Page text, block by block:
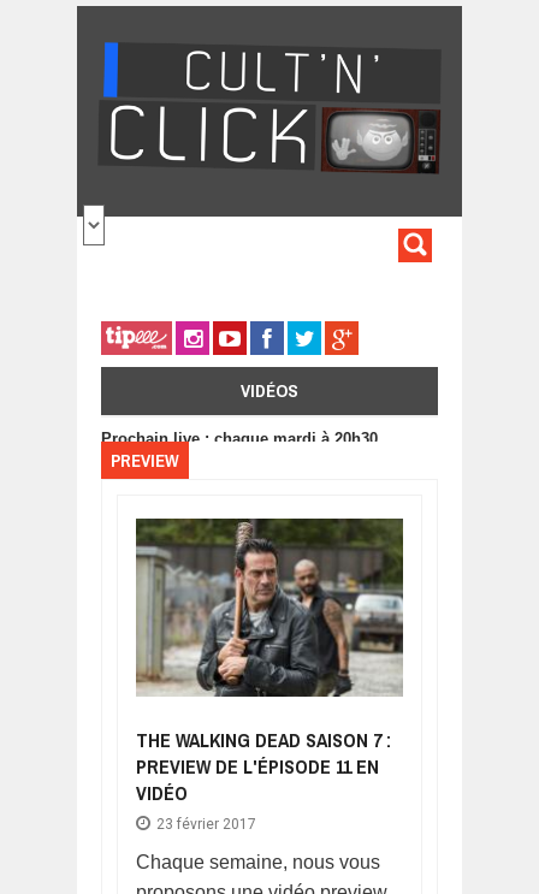
VIDÉOS
Prochain live : chaque mardi à 20h30
PREVIEW
THE WALKING DEAD SAISON 7 :
PREVIEW DE L'ÉPISODE 11 EN
VIDÉO
23 février 2017
Chaque semaine, nous vous